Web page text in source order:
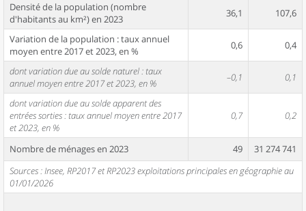
Densité de la population (nombre
d'habitants au km²) en 2023
36,1 107,6
Variation de la population : taux annuel
moyen entre 2017 et 2023, en %
0,6 0,4
dont variation due au solde naturel : taux
annuel moyen entre 2017 et 2023, en %
–0,1 0,1
dont variation due au solde apparent des
entrées sorties : taux annuel moyen entre 2017
et 2023, en %
0,7 0,2
Nombre de ménages en 2023 49
31 274 741
Sources : Insee, RP2017 et RP2023 exploitations principales en géographie au
01/01/2026